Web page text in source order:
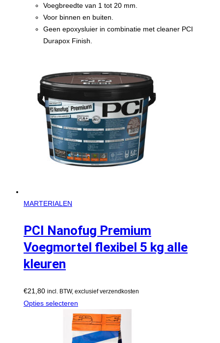
Voegbreedte van 1 tot 20 mm.
Voor binnen en buiten.
Geen epoxysluier in combinatie met cleaner PCI
Durapox Finish.
MARTERIALEN
PCI Nanofug Premium
Voegmortel flexibel 5 kg alle
kleuren
€21,80 incl. BTW, exclusief verzendkosten
Opties selecteren